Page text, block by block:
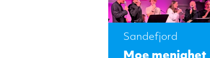
Sandefjord